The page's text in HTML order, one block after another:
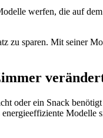
werfen, die auf
zu sparen. Mit seiner
oder ein Snack